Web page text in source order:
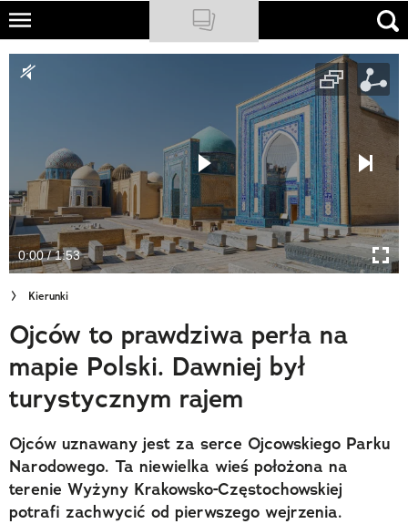
Skip
main
NATIONAL GEOGRAPHIC
Sklep
Newsletter
Cuda Polski
Wielki Konkurs Fotograficzny
Trendbook Podróżniczy
Polecane
0:00 / 1:53
Kierunki
Ojców to prawdziwa perła na
mapie Polski. Dawniej był
turystycznym rajem
Ojców uznawany jest za serce Ojcowskiego Parku
Narodowego. Ta niewielka wieś położona na
terenie Wyżyny Krakowsko-Częstochowskiej
potrafi zachwycić od pierwszego wejrzenia.